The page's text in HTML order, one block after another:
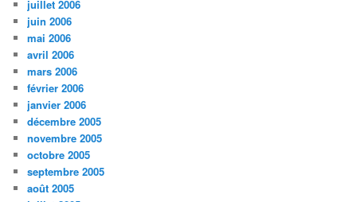
juillet 2006
juin 2006
mai 2006
avril 2006
mars 2006
février 2006
janvier 2006
décembre 2005
novembre 2005
octobre 2005
septembre 2005
août 2005